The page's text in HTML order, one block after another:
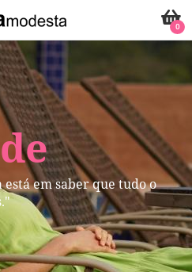
em saber que tudo o
0